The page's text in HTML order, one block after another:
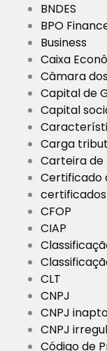
BNDES
BPO
Business
Caixa
Câmara
Capital de
Capital
Carga
Carteira
Certificado
CFOP
CIAP
CLT
CNPJ
CNPJ
CNPJ
Código de